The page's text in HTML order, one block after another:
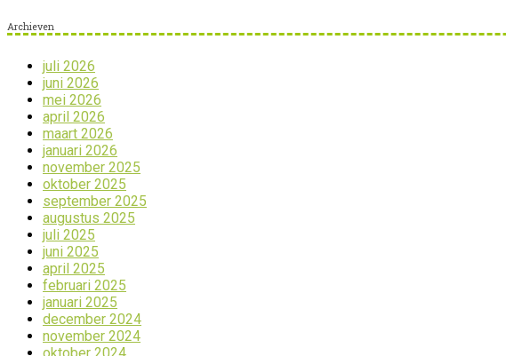
Archieven
juli 2026
juni 2026
mei 2026
april 2026
maart 2026
januari 2026
november 2025
oktober 2025
september 2025
augustus 2025
juli 2025
juni 2025
april 2025
februari 2025
januari 2025
december 2024
november 2024